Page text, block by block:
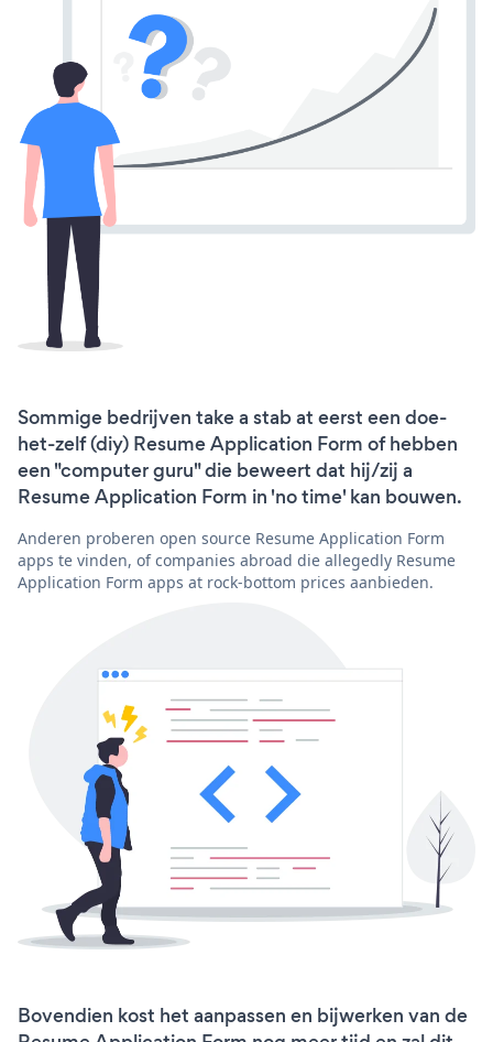
Sommige bedrijven take a stab at eerst een doe-
het-zelf (diy) Resume Application Form of hebben
een "computer guru" die beweert dat hij/zij a
Resume Application Form in 'no time' kan bouwen.
Anderen proberen open source Resume Application Form
apps te vinden, of companies abroad die allegedly Resume
Application Form apps at rock-bottom prices aanbieden.
Bovendien kost het aanpassen en bijwerken van de